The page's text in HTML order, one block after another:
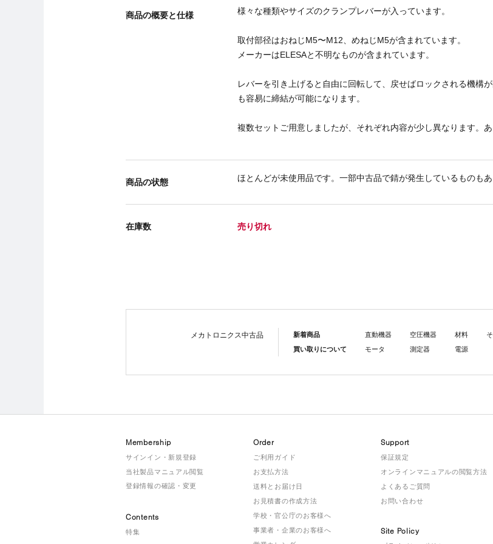
商品の概要と仕様 様々な種類やサイズのクランプレバーが入っています。
取付部径はおねじM5〜M12、めねじM5が含まれています。
メーカーはELESAと不明なものが含まれています。
レバーを引き上げると自由に回転して、戻せばロックされる機構
も容易に締結が可能になります。
複数セットご用意しましたが、それぞれ内容が少し異なります。あ
商品の状態 ほとんどが未使用品です。一部中古品で錆が発生しているものも
在庫数 売り切れ
メカトロニクス中古品
新着商品
買い取りについて
直動機器
モータ
空圧機器
測定器
材料
電源
Membership
サインイン・新規登録
当社製品マニュアル閲覧
登録情報の確認・変更
Contents
特集
Order
ご利用ガイド
お支払方法
送料とお届け日
お見積書の作成方法
学校・官公庁のお客様へ
事業者・企業のお客様へ
Support
保証規定
オンラインマニュアルの閲覧方法
よくあるご質問
お問い合わせ
Site Policy